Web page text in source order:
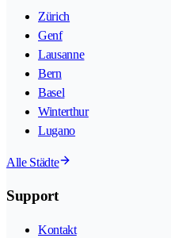
Zürich
Genf
Lausanne
Bern
Basel
Winterthur
Lugano
Alle Städte
Support
Kontakt